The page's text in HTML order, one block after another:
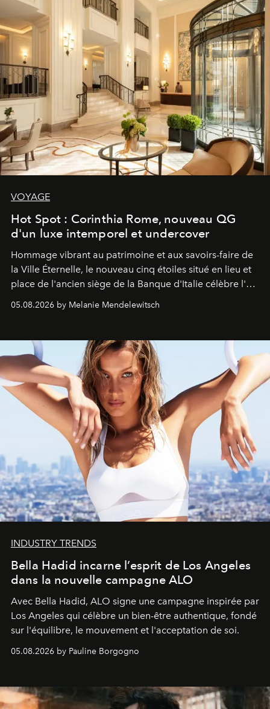
VOYAGE
Hot Spot : Corinthia Rome, nouveau QG
d'un luxe intemporel et undercover
Hommage vibrant au patrimoine et aux savoirs-faire de
la Ville Éternelle, le nouveau cinq étoiles situé en lieu et
place de l'ancien siège de la Banque d'Italie célèbre l'art
de vivre Romain dans toute son élégance intemporelle.
05.08.2026 by Melanie Mendelewitsch
INDUSTRY TRENDS
Bella Hadid incarne l’esprit de Los Angeles
dans la nouvelle campagne ALO
Avec Bella Hadid, ALO signe une campagne inspirée par
Los Angeles qui célèbre un bien-être authentique, fondé
sur l'équilibre, le mouvement et l'acceptation de soi.
05.08.2026 by Pauline Borgogno